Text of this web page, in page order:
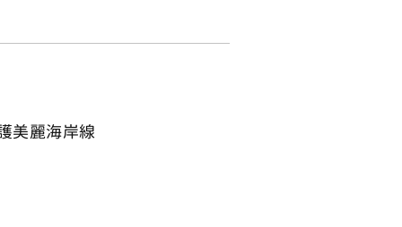
美麗海岸線